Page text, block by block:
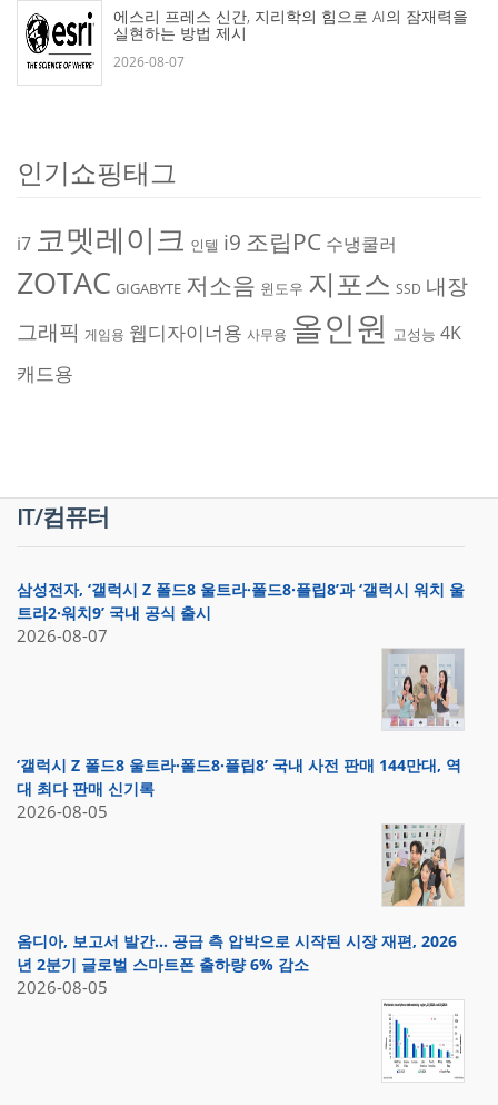
에스리 프레스 신간, 지리학의 힘으로 AI의 잠재력을
실현하는 방법 제시
2026-08-07
인기쇼핑태그
i7 코멧레이크 인텔 i9 조립PC 수냉쿨러
ZOTAC GIGABYTE 저소음 윈도우 지포스 SSD 내장
그래픽 게임용 웹디자이너용 사무용 올인원 고성능 4K
캐드용
IT/컴퓨터
삼성전자, ‘갤럭시 Z 폴드8 울트라·폴드8·플립8’과 ‘갤럭시 워치 울
트라2·워치9’ 국내 공식 출시
2026-08-07
‘갤럭시 Z 폴드8 울트라·폴드8·플립8’ 국내 사전 판매 144만대, 역
대 최다 판매 신기록
2026-08-05
옴디아, 보고서 발간… 공급 측 압박으로 시작된 시장 재편, 2026
년 2분기 글로벌 스마트폰 출하량 6% 감소
2026-08-05